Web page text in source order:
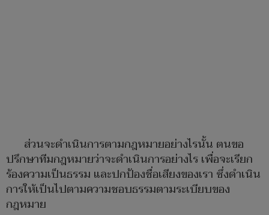
ส่วนจะดำเนินการตามกฎหมายอย่างไรนั้น ตนขอ
ปรึกษาทีมกฎหมายว่าจะดำเนินการอย่างไร เพื่อจะเรียก
ร้องความเป็นธรรม และปกป้องชื่อเสียงของเรา ซึ่งดำเนิน
การให้เป็นไปตามความชอบธรรมตามระเบียบของ
กฎหมาย